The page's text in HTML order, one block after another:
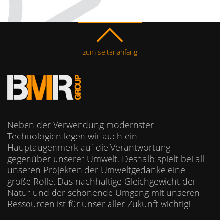
zum seitenanfang
Neben der Verwendung modernster
Technologien legen wir auch ein
Hauptaugenmerk auf die Verantwortung
gegenüber unserer Umwelt. Deshalb spielt bei all
unseren Projekten der Umweltgedanke eine
große Rolle. Das nachhaltige Gleichgewicht der
Natur und der schonende Umgang mit unseren
Ressourcen ist für unser aller Zukunft wichtig!